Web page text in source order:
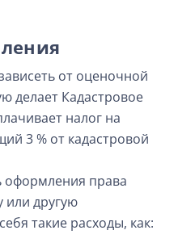
от оценочной
делает Кадастровое
налог на
3 % от кадастровой
оформления права
или другую
такие расходы, как: